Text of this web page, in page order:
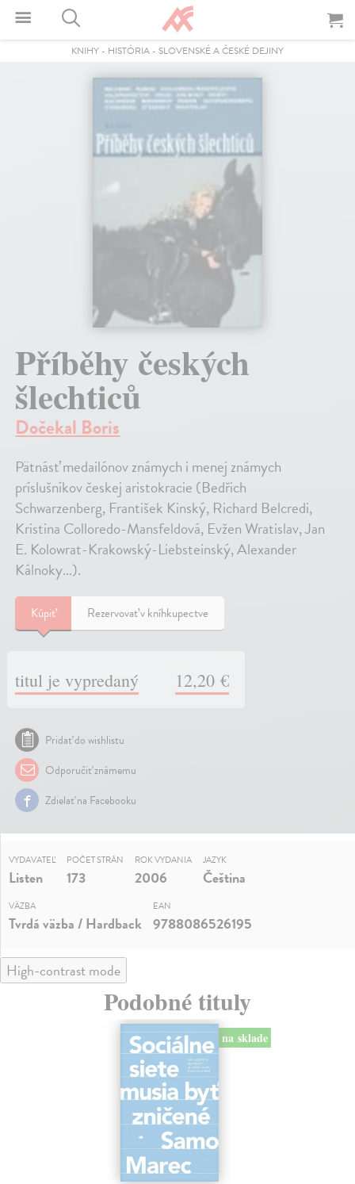
KNIHY - HISTÓRIA - SLOVENSKÉ A ČESKÉ DEJINY
Příběhy českých
šlechticů
Dočekal Boris
Pätnásť medailónov známych i menej známych
príslušníkov českej aristokracie (Bedřich
Schwarzenberg, František Kinský, Richard Belcredi,
Kristina Colloredo-Mansfeldová, Evžen Wratislav, Jan
E. Kolowrat-Krakowský-Liebsteinský, Alexander
Kálnoky...).
Kúpiť Rezervovať v kníhkupectve
titul je vypredaný 12,20 €
Pridať do wishlistu
Odporučiť známemu
Zdielať na Facebooku
VYDAVATEĽ
Listen
POČET STRÁN
173
ROK VYDANIA
2006
JAZYK
Čeština
VÄZBA
Tvrdá väzba / Hardback
EAN
9788086526195
High-contrast mode
Podobné tituly
na sklade